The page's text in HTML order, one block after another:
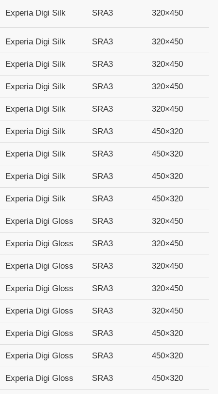
Experia Digi Silk SRA3 320×450
Experia Digi Silk SRA3 320×450
Experia Digi Silk SRA3 320×450
Experia Digi Silk SRA3 320×450
Experia Digi Silk SRA3 320×450
Experia Digi Silk SRA3 450×320
Experia Digi Silk SRA3 450×320
Experia Digi Silk SRA3 450×320
Experia Digi Silk SRA3 450×320
Experia Digi Gloss SRA3 320×450
Experia Digi Gloss SRA3 320×450
Experia Digi Gloss SRA3 320×450
Experia Digi Gloss SRA3 320×450
Experia Digi Gloss SRA3 320×450
Experia Digi Gloss SRA3 450×320
Experia Digi Gloss SRA3 450×320
Experia Digi Gloss SRA3 450×320